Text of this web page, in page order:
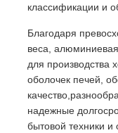
Экскурсия по
Контроль
Свяжитесь с
классификации и
Благодаря
веса,
для производства
оболочек печей,
надежные
бытовой техники